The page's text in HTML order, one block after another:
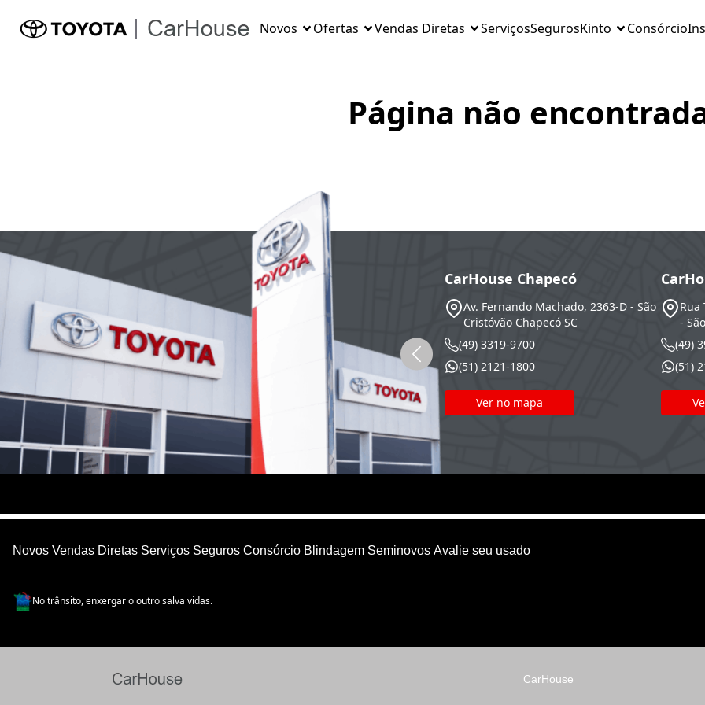
Novos Ofertas Vendas Diretas ServiçosSegurosKinto Consórcio
Página não
CarHouse Chapecó
Av. Fernando Machado, 2363-D - São
Cristóvão Chapecó SC
(49) 3319-9700
(51) 2121-1800
Ver no mapa
Rua
-
(49)
(51)
Novos Vendas Diretas Serviços Seguros Consórcio Blindagem Seminovos Avalie seu usado
No trânsito, enxergar o outro salva vidas.
CarHouse